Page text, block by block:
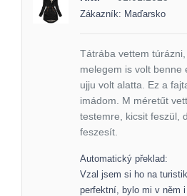
Zákazník: Maďarsko
Tátrába vettem
melegem is volt benne
ujju volt alatta. Ez a
imádom. M méretűt
testemre, kicsit feszül,
feszesít.
Automatický překlad:
Vzal jsem si ho na
perfektní, bylo mi v něm